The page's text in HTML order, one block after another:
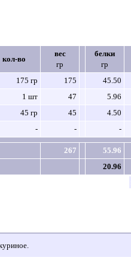
кол-во
вес
гр
белки
гр
175 гр 175 45.50
1 шт 47 5.96
45 гр 45 4.50
- - -
267 55.96
20.96